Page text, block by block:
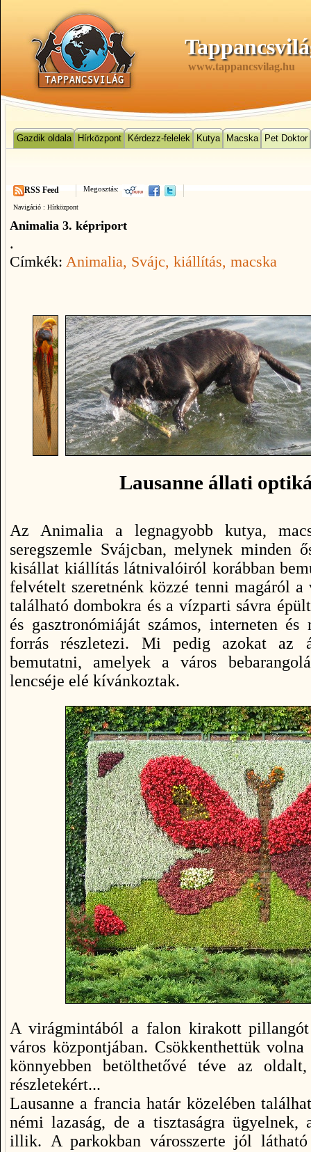
www.tappancsvilag.hu
Gazdik oldala Hírközpont Kérdezz-felelek Kutya Macska Pet Doktor
Megosztás:
RSS Feed
Navigáció : Hírközpont
Animalia 3. képriport
.
Címkék: Animalia, Svájc, kiállítás, macska
Lausanne állati
Az Animalia a legnagyobb kutya,
seregszemle Svájcban, melynek minden
kisállat kiállítás látnivalóiról korábban
felvételt szeretnénk közzé tenni magáról
található dombokra és a vízparti sávra
és gasztronómiáját számos, interneten
forrás részletezi. Mi pedig azokat az
bemutatni, amelyek a város
lencséje elé kívánkoztak.
A virágmintából a falon kirakott
város központjában. Csökkenthettük
könnyebben betölthetővé téve az
részletekért...
Lausanne a francia határ közelében
némi lazaság, de a tisztaságra
illik. A parkokban városszerte jól